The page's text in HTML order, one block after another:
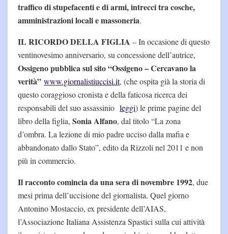
traffico di stupefacenti e di armi, intrecci tra cosche,
amministrazioni locali e massoneria.
IL RICORDO DELLA FIGLIA – In occasione di questo
ventinovesimo anniversario, su concessione dell’autrice,
Ossigeno pubblica sul sito “Ossigeno – Cercavano la
verità” www.giornalistiuccisi.it, (che ospita già la storia di
questo coraggioso cronista e della faticosa ricerca dei
responsabili del suo assassinio leggi) le prime pagine del
libro della figlia, Sonia Alfano, dal titolo “La zona
d’ombra. La lezione di mio padre ucciso dalla mafia e
abbandonato dallo Stato”, edito da Rizzoli nel 2011 e non
più in commercio.
Il racconto comincia da una sera di novembre 1992, due
mesi prima dell’uccisione del giornalista. Quel giorno
Antonino Mostaccio, ex presidente dell’AIAS,
l’Associazione Italiana Assistenza Spastici sulla cui attività